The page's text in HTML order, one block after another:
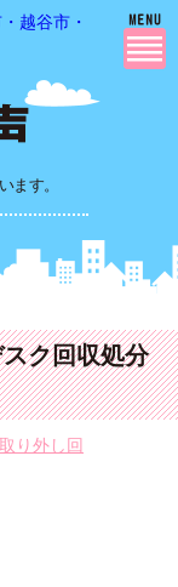
越谷市・さいたま
ます。
ク回収処分
り外し回